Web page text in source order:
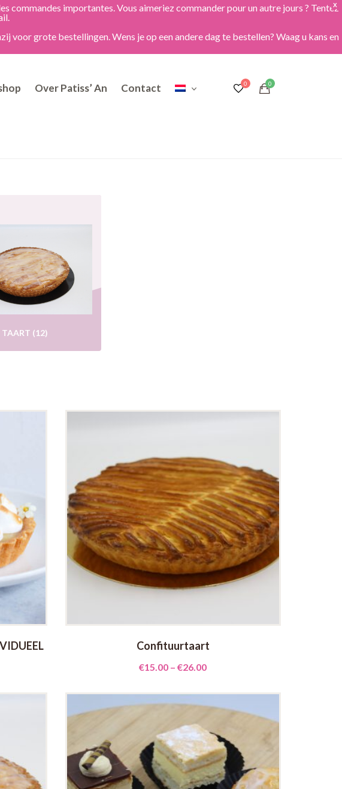
X
commandes importantes. Vous aimeriez commander pour un autre jours ? Tentez
voor grote bestellingen. Wens je op een andere dag te bestellen? Waag u kans en
Over Patiss’ An Contact
TAART (12)
Confituurtaart
€15.00 –€26.00